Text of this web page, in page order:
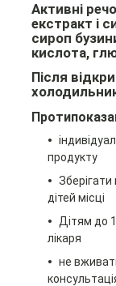
Активні
екстракт і
сироп
кислота,
Після
продукту
дітей місці
Дітям до
лікаря
не